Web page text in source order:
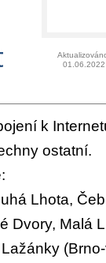
01.06.2022
k
ostatní.
Lhota,
Dvory, Malá